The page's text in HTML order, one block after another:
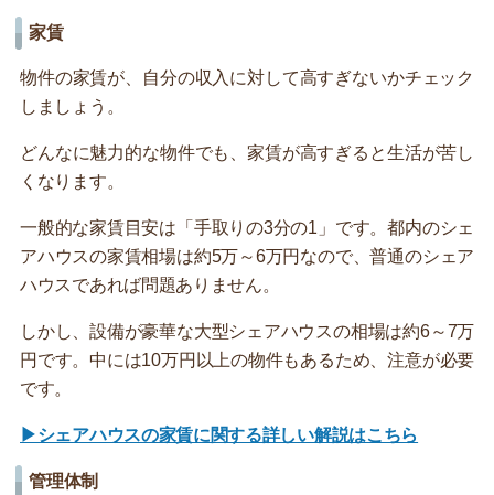
家賃
物件の家賃が、自分の収入に対して高すぎないかチェック
しましょう。
どんなに魅力的な物件でも、家賃が高すぎると生活が苦し
くなります。
一般的な家賃目安は「手取りの3分の1」です。都内のシェ
アハウスの家賃相場は約5万～6万円なので、普通のシェア
ハウスであれば問題ありません。
しかし、設備が豪華な大型シェアハウスの相場は約6～7万
円です。中には10万円以上の物件もあるため、注意が必要
です。
▶シェアハウスの家賃に関する詳しい解説はこちら
管理体制